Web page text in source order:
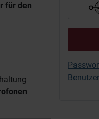
für den